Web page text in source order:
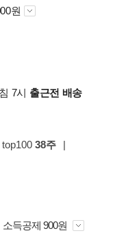
원
7시 출근전 배송
38주
|
소득공제 900원